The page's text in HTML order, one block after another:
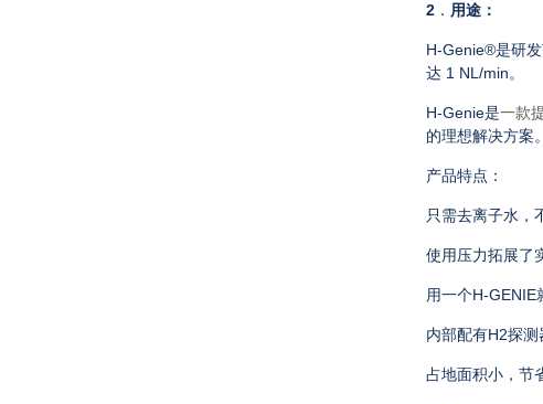
2 ． 用途：
H-Genie®是研发
达 1 NL/min。
H-Genie是一款
的理想解决方案
产品特点：
只需去离子水，
使用压力拓展了
用一个H-GENIE
内部配有H2探测
占地面积小，节